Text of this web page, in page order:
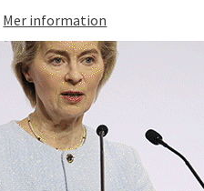
Mer information